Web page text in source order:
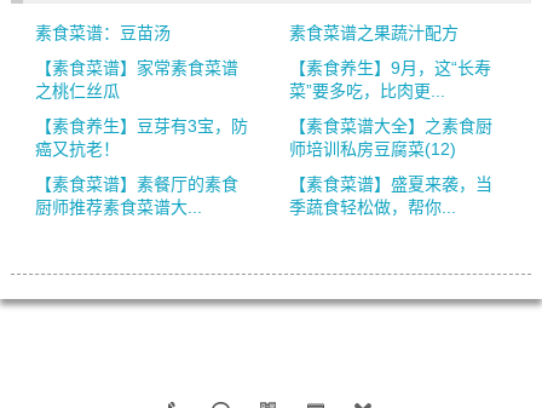
素食菜谱：豆苗汤
素食菜谱之果蔬汁配方
【素食菜谱】家常素食菜谱
之桃仁丝瓜
【素食养生】9月，这“长寿
菜”要多吃，比肉更...
【素食养生】豆芽有3宝，防
癌又抗老！
【素食菜谱大全】之素食厨
师培训私房豆腐菜(12)
【素食菜谱】素餐厅的素食
厨师推荐素食菜谱大...
【素食菜谱】盛夏来袭，当
季蔬食轻松做，帮你...